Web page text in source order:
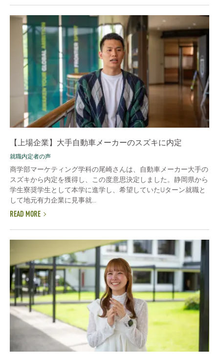
【上場企業】大手自動車メーカーのスズキに内定
就職内定者の声
商学部マーケティング学科の尾崎さんは、自動車メーカー大手の
スズキから内定を獲得し、この度意思決定しました。静岡県から
学生寮奨学生として本学に進学し、希望していたUターン就職と
して地元有力企業に見事就...
READ MORE